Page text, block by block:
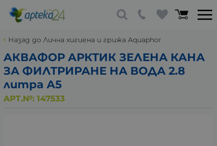
Назад до Лична хигиена и грижа Aquaphor
АКВАФОР АРКТИК ЗЕЛЕНА КАНА
ЗА ФИЛТРИРАНЕ НА ВОДА 2.8
литра А5
АРТ.№: 147533